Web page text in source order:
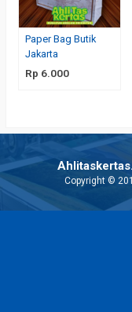
Paper Bag Butik
Jakarta
Rp 6.000
Copyright ©